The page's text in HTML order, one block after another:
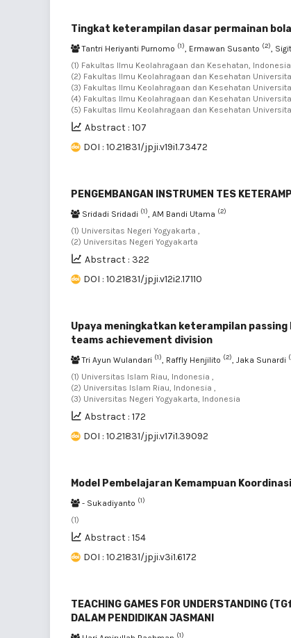
Tingkat keterampilan dasar permainan
Tantri Heriyanti Purnomo (1) , Ermawan Susanto (2) ,
(1) Fakultas Ilmu Keolahragaan dan Kesehatan, Indonesia ,
(2) Fakultas Ilmu Keolahragaan dan Kesehatan
(3) Fakultas Ilmu Keolahragaan dan Kesehatan
(4) Fakultas Ilmu Keolahragaan dan Kesehatan
(5) Fakultas Ilmu Keolahragaan dan Kesehatan
Abstract : 107
DOI : 10.21831/jpji.v19i1.73472
PENGEMBANGAN INSTRUMEN TES
Sridadi Sridadi (1) , AM Bandi Utama (2)
(1) Universitas Negeri Yogyakarta ,
(2) Universitas Negeri Yogyakarta
Abstract : 322
DOI : 10.21831/jpji.v12i2.17110
Upaya meningkatkan keterampilan
teams achievement division
Tri Ayun Wulandari (1) , Raffly Henjilito (2) , Jaka Sunardi
(1) Universitas Islam Riau, Indonesia ,
(2) Universitas Islam Riau, Indonesia ,
(3) Universitas Negeri Yogyakarta, Indonesia
Abstract : 172
DOI : 10.21831/jpji.v17i1.39092
Model Pembelajaran Kemampuan
- Sukadiyanto (1)
(1)
Abstract : 154
DOI : 10.21831/jpji.v3i1.6172
TEACHING GAMES FOR UNDERSTANDING
DALAM PENDIDIKAN JASMANI
(1)